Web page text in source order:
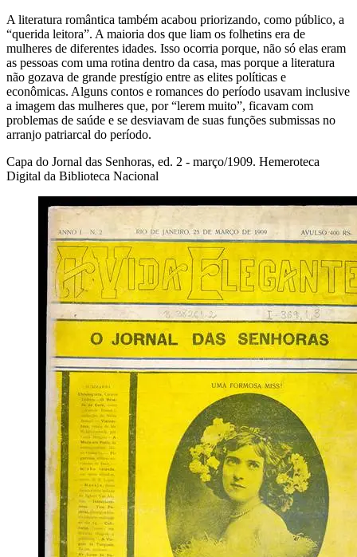
A literatura romântica também acabou priorizando, como público, a
“querida leitora”. A maioria dos que liam os folhetins era de
mulheres de diferentes idades. Isso ocorria porque, não só elas eram
as pessoas com uma rotina dentro da casa, mas porque a literatura
não gozava de grande prestígio entre as elites políticas e
econômicas. Alguns contos e romances do período usavam inclusive
a imagem das mulheres que, por “lerem muito”, ficavam com
problemas de saúde e se desviavam de suas funções submissas no
arranjo patriarcal do período.
Capa do Jornal das Senhoras, ed. 2 - março/1909. Hemeroteca
Digital da Biblioteca Nacional